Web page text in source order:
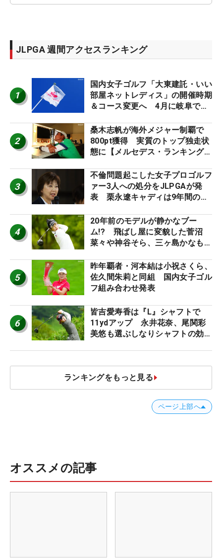
JLPGA 週間アクセスランキング
1
国内女子ゴルフ「大東建託・いい
部屋ネットレディス」の開催時期
＆コース変更へ 4月に岐阜で開
2
桑木志帆が海外メジャー制覇で
800pt獲得 実質のトップ独走状
態に【メルセデス・ランキング番
3
不倫問題起こした女子プロゴルフ
ァー3人への処分をJLPGAが発
表 栗永遼キャディは9年間の立
4
20年前のモデルが静かなブー
ム!? 飛ばし屋に変貌した菅沼
菜々や神谷そら、三ヶ島かなも使
ロたちの“飛ばしギア”】
5
昨年覇者・河本結は小祝さくら、
佐久間朱莉と同組 国内女子ゴル
フ組み合わせ発表
6
皆吉愛寿香は『L』シャフトで
11ydアップ 永井花奈、尾関彩
美悠も選ぶしなりシャフトの効果
ランキングをもっと見る
ページ上部へ
オススメの記事